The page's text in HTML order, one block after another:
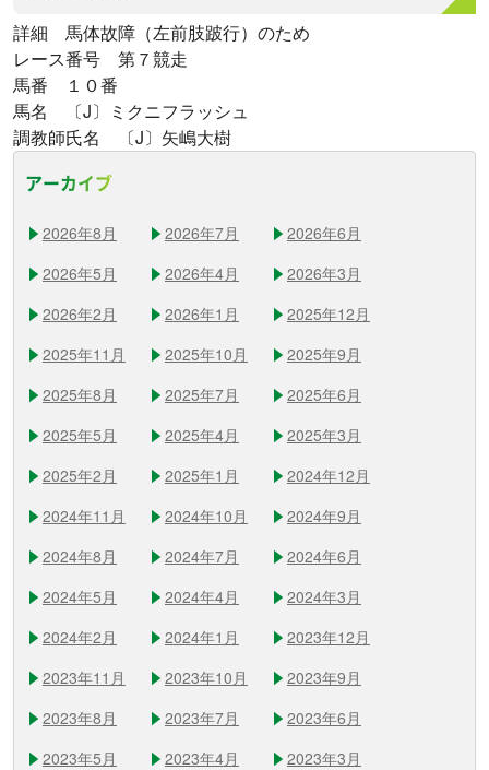
詳細 馬体故障（左前肢跛行）のため
レース番号 第７競走
馬番 １０番
馬名 〔J〕ミクニフラッシュ
調教師氏名 〔J〕矢嶋大樹
アーカイブ
2026年8月 2026年7月
2026年6月
2026年5月
2026年4月
2026年3月
2026年2月
2026年1月
2025年12月
2025年11月
2025年10月
2025年9月
2025年8月
2025年7月
2025年6月
2025年5月
2025年4月
2025年3月
2025年2月
2025年1月
2024年12月
2024年11月
2024年10月
2024年9月
2024年8月
2024年7月
2024年6月
2024年5月
2024年4月
2024年3月
2024年2月
2024年1月
2023年12月
2023年11月
2023年10月
2023年9月
2023年8月
2023年7月
2023年6月
2023年5月
2023年4月
2023年3月